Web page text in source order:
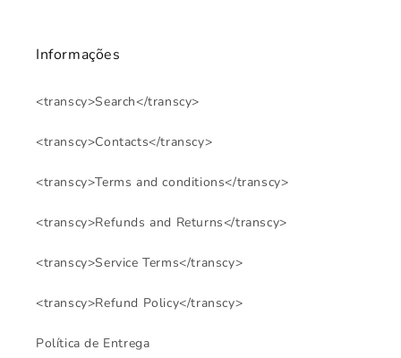
Informações
<transcy>Search</transcy>
<transcy>Contacts</transcy>
<transcy>Terms and conditions</transcy>
<transcy>Refunds and Returns</transcy>
<transcy>Service Terms</transcy>
<transcy>Refund Policy</transcy>
Política de Entrega